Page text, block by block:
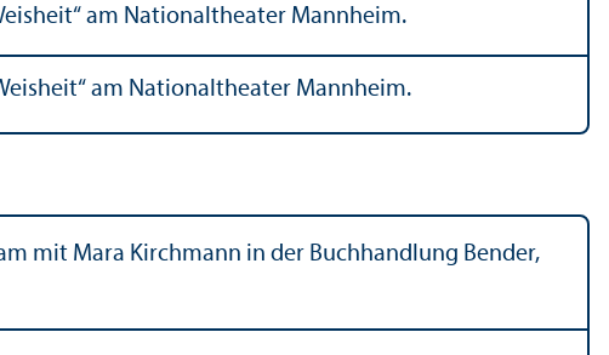
am Nationaltheater Mannheim.
am Nationaltheater Mannheim.
mit Mara Kirchmann in der Buchhandlung Bender,